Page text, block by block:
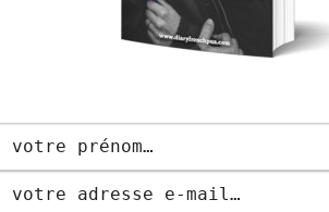
de la fille a à y voir dans votre
de
en pour faire ressortir un message
qui poste une image avec un animal de